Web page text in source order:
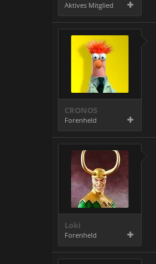
Aktives Mitglied
CRONOS
Forenheld
Loki
Forenheld